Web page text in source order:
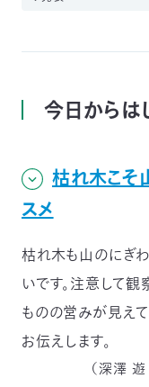
今日からは
枯れ木こそ
スメ
枯れ木も山のにぎ
いです。注意して
ものの営みが見え
お伝えします。
（深澤